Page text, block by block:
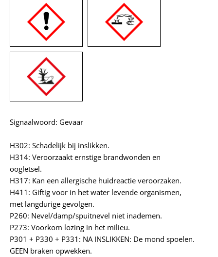
Signaalwoord: Gevaar
H302: Schadelijk bij inslikken.
H314: Veroorzaakt ernstige brandwonden en
oogletsel.
H317: Kan een allergische huidreactie veroorzaken.
H411: Giftig voor in het water levende organismen,
met langdurige gevolgen.
P260: Nevel/damp/spuitnevel niet inademen.
P273: Voorkom lozing in het milieu.
P301 + P330 + P331: NA INSLIKKEN: De mond spoelen.
GEEN braken opwekken.